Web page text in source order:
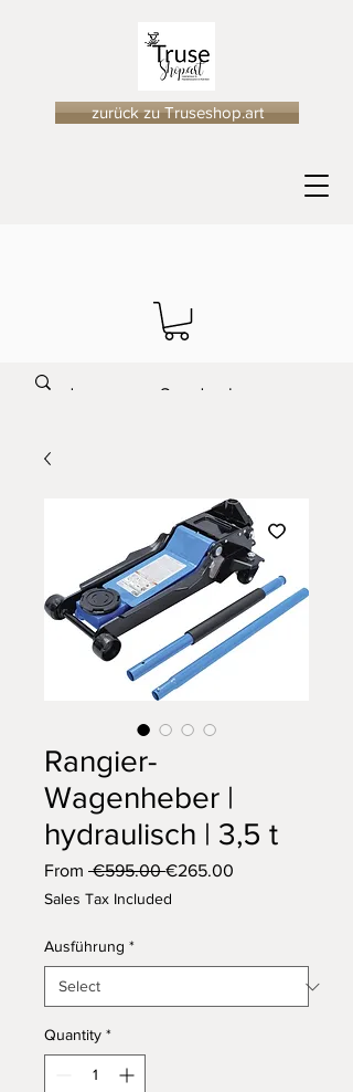
zurück zu Truseshop.art
Rangier-
Wagenheber |
hydraulisch | 3,5 t
From €595.00 Regular
€265.00
Sales Tax Included
Ausführung *
Quantity *